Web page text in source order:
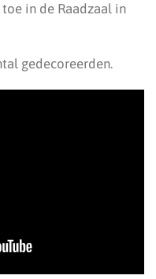
in de Raadzaal in
gedecoreerden.